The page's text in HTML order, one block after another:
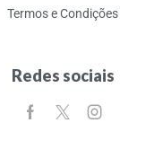
Termos e Condições
Redes sociais